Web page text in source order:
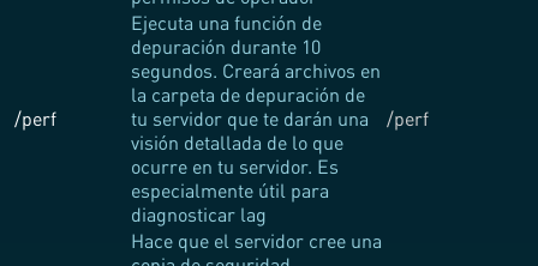
/perf
Ejecuta una función de
depuración durante 10
segundos. Creará archivos en
la carpeta de depuración de
tu servidor que te darán una
visión detallada de lo que
ocurre en tu servidor. Es
especialmente útil para
diagnosticar lag
/perf
Hace que el servidor cree una